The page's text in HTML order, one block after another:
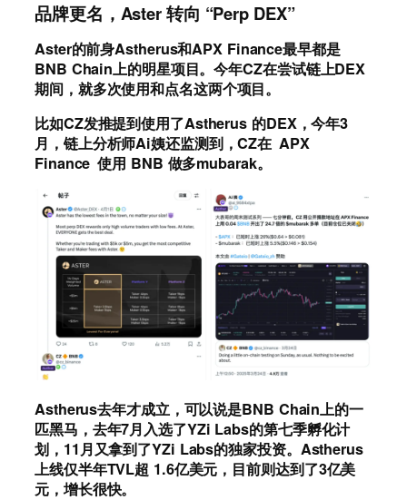
品牌更名，Aster 转向 “Perp DEX”
Aster的前身Astherus和APX Finance最早都是
BNB Chain上的明星项目。今年CZ在尝试链上DEX
期间，就多次使用和点名这两个项目。
比如CZ发推提到使用了Astherus 的DEX，今年3
月，链上分析师Ai姨还监测到，CZ在 APX
Finance 使用 BNB 做多mubarak。
Astherus去年才成立，可以说是BNB Chain上的一
匹黑马，去年7月入选了YZi Labs的第七季孵化计
划，11月又拿到了YZi Labs的独家投资。Astherus
上线仅半年TVL超 1.6亿美元，目前则达到了3亿美
元，增长很快。